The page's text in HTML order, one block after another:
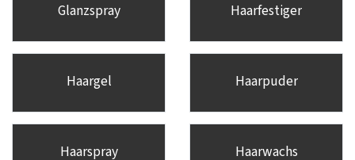
Glanzspray Haarfestiger
Haargel Haarpuder
Haarspray Haarwachs